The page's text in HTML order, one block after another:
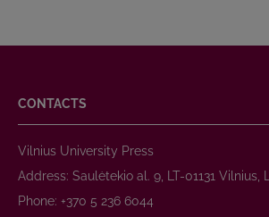
CONTACTS
Vilnius University Press
Address: Saulėtekio al. 9, LT-01131 Vilnius,
Phone: +370 5 236 6044